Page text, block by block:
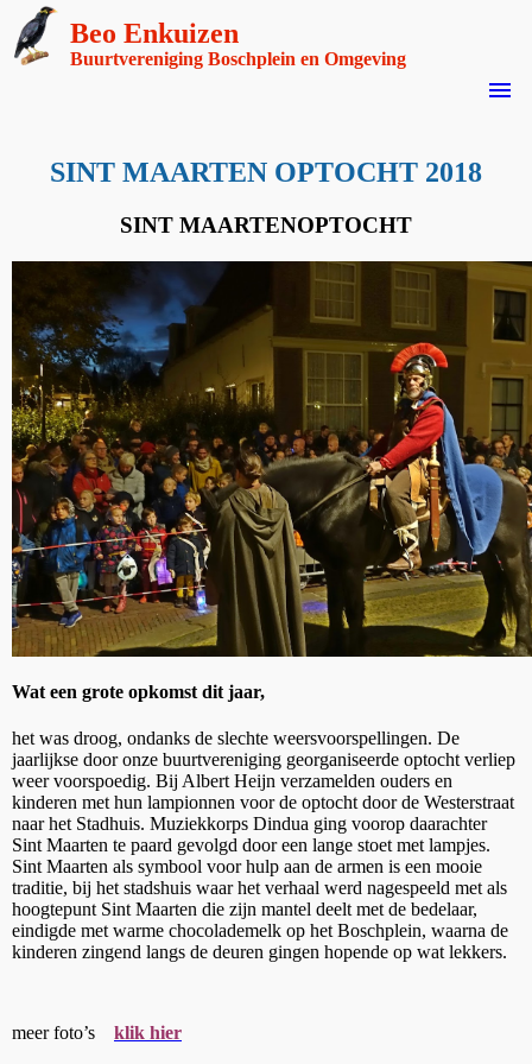
Beo Enkuizen
Buurtvereniging Boschplein en Omgeving
menu
SINT MAARTEN OPTOCHT 2018
SINT MAARTENOPTOCHT
Wat een grote opkomst dit jaar,
het was droog, ondanks de slechte weersvoorspellingen. De
jaarlijkse door onze buurtvereniging georganiseerde optocht verliep
weer voorspoedig. Bij Albert Heijn verzamelden ouders en
kinderen met hun lampionnen voor de optocht door de Westerstraat
naar het Stadhuis. Muziekkorps Dindua ging voorop daarachter
Sint Maarten te paard gevolgd door een lange stoet met lampjes.
Sint Maarten als symbool voor hulp aan de armen is een mooie
traditie, bij het stadshuis waar het verhaal werd nagespeeld met als
hoogtepunt Sint Maarten die zijn mantel deelt met de bedelaar,
eindigde met warme chocolademelk op het Boschplein, waarna de
kinderen zingend langs de deuren gingen hopende op wat lekkers.
meer foto’s klik hier